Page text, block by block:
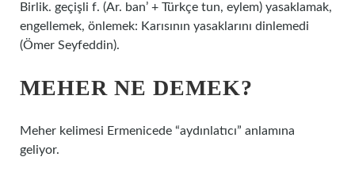
Birlik. geçişli f. (Ar. ban’ + Türkçe tun, eylem) yasaklamak,
engellemek, önlemek: Karısının yasaklarını dinlemedi
(Ömer Seyfeddin).
MEHER NE DEMEK?
Meher kelimesi Ermenicede “aydınlatıcı” anlamına
geliyor.